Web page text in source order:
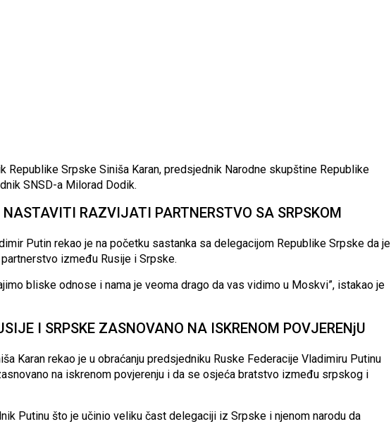
Republike Srpske Siniša Karan, predsjednik Narodne skupštine Republike
SNSD-a Milorad Dodik.
NASTAVITI RAZVIJATI PARTNERSTVO SA SRPSKOM
Putin rekao je na početku sastanka sa delegacijom Republike Srpske da je
između Rusije i Srpske.
bliske odnose i nama je veoma drago da vas vidimo u Moskvi”, istakao je
I SRPSKE ZASNOVANO NA ISKRENOM POVJERENjU
Karan rekao je u obraćanju predsjedniku Ruske Federacije Vladimiru Putinu
na iskrenom povjerenju i da se osjeća bratstvo između srpskog i
Putinu što je učinio veliku čast delegaciji iz Srpske i njenom narodu da